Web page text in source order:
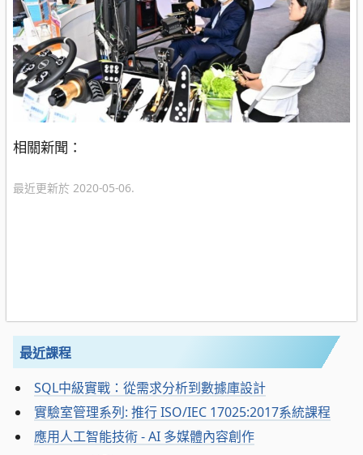
相關新聞：
最近更新於 2020-05-06.
最近課程
SQL中級實戰：從需求分析到數據庫設計
實驗室管理系列: 推行 ISO/IEC 17025:2017系統課程
應用人工智能技術 - AI 多媒體內容創作